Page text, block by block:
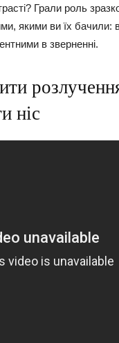
Грали роль
якими ви їх
в зверненні.
ніс